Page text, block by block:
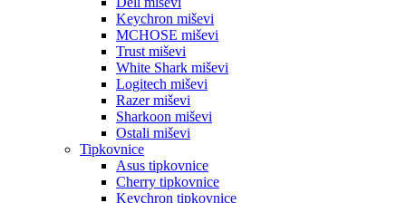
Keychron miševi
MCHOSE miševi
Trust miševi
White Shark miševi
Logitech miševi
Razer miševi
Sharkoon miševi
Ostali miševi
Tipkovnice
Asus tipkovnice
Cherry tipkovnice
Keychron tipkovnice